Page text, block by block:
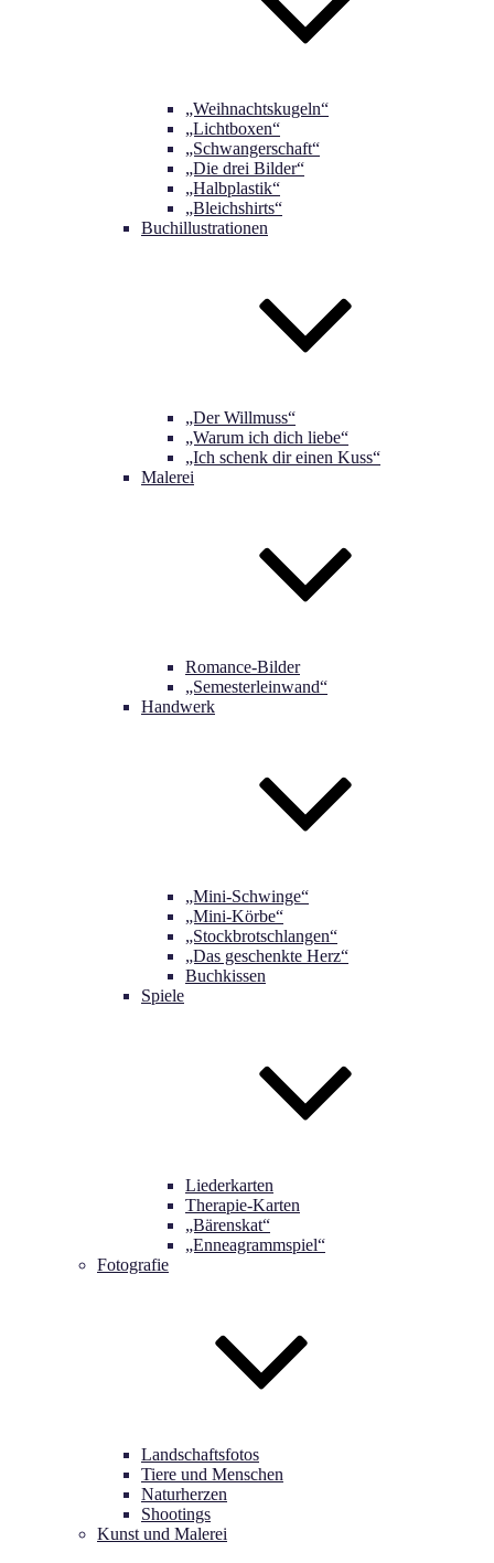
„Weihnachtskugeln“
„Lichtboxen“
„Schwangerschaft“
„Die drei Bilder“
„Halbplastik“
„Bleichshirts“
Buchillustrationen
„Der Willmuss“
„Warum ich dich liebe“
„Ich schenk dir einen Kuss“
Malerei
Romance-Bilder
„Semesterleinwand“
Handwerk
„Mini-Schwinge“
„Mini-Körbe“
„Stockbrotschlangen“
„Das geschenkte Herz“
Buchkissen
Spiele
Liederkarten
Therapie-Karten
„Bärenskat“
„Enneagrammspiel“
Fotografie
Landschaftsfotos
Tiere und Menschen
Naturherzen
Shootings
Kunst und Malerei